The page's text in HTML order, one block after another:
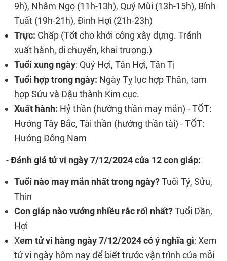
9h), Nhâm Ngọ (11h-13h), Quý Mùi (13h-15h), Bính
Tuất (19h-21h), Đinh Hợi (21h-23h)
Trực: Chấp (Tốt cho khởi công xây dựng. Tránh
xuất hành, di chuyển, khai trương.)
Tuổi xung ngày: Quý Hợi, Tân Hợi, Tân Tị
Tuổi hợp trong ngày: Ngày Tỵ lục hợp Thân, tam
hợp Sửu và Dậu thành Kim cục.
Xuất hành: Hỷ thần (hướng thần may mắn) - TỐT:
Hướng Tây Bắc, Tài thần (hướng thần tài) - TỐT:
Hướng Đông Nam
-Đánh giá tử vi ngày 7/12/2024 của 12 con giáp:
Tuổi nào may mắn nhất trong ngày?Tuổi Tý, Sửu,
Thìn
Con giáp nào vướng nhiều rắc rối nhất?Tuổi Dần,
Hợi
Xem tử vi hàng ngày 7/12/2024 có ý nghĩa gì: Xem
tử vi ngày hôm nay để biết trước vận trình của mỗi